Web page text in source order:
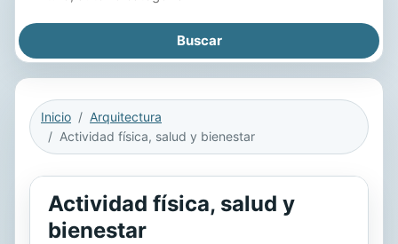
Inicio
Arquitectura
Actividad física, salud y bienestar
Actividad física, salud y
bienestar